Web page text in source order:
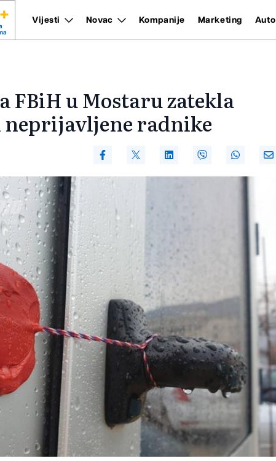
Vijesti Novac Kompanije Marketing Auto
FBiH u Mostaru zatekla
radnike